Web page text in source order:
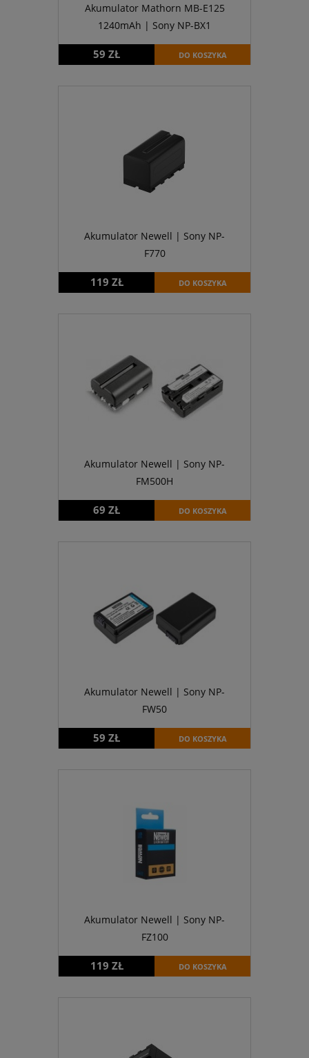
Akumulator Mathorn MB-E125
1240mAh | Sony NP-BX1
59 ZŁ DO KOSZYKA
Akumulator Newell | Sony NP-
F770
119 ZŁ DO KOSZYKA
Akumulator Newell | Sony NP-
FM500H
69 ZŁ DO KOSZYKA
Akumulator Newell | Sony NP-
FW50
59 ZŁ DO KOSZYKA
Akumulator Newell | Sony NP-
FZ100
119 ZŁ DO KOSZYKA